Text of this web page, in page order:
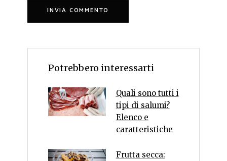
Potrebbero interessarti
Quali sono tutti i
tipi di salumi?
Elenco e
caratteristiche
Frutta secca: